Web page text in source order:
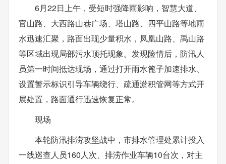
6月22日上午，受短时强降雨影响，智慧大道、
官山路、大西路山巷广场、塔山路、四平山路等地雨
水迅速汇聚，路面出现少量积水，凤凰山路、禹山路
等区域出现局部污水顶托现象。发现险情后，防汛人
员第一时间抵达现场，通过打开雨水篦子加速排水、
设置警示标识引导车辆绕行、疏通淤积管网等方式开
展处置，路面通行迅速恢复正常。
现场
本轮防汛排涝攻坚战中，市排水管理处累计投入
一线巡查人员160人次、排涝作业车辆10台次，对主